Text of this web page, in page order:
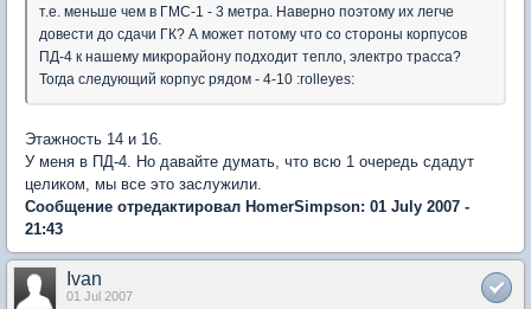
т.е. меньше чем в ГМС-1 - 3 метра. Наверно поэтому их легче
довести до сдачи ГК? А может потому что со стороны корпусов
ПД-4 к нашему микрорайону подходит тепло, электро трасса?
Тогда следующий корпус рядом - 4-10 :rolleyes:
Этажность 14 и 16.
У меня в ПД-4. Но давайте думать, что всю 1 очередь сдадут
целиком, мы все это заслужили.
Сообщение отредактировал HomerSimpson: 01 July 2007 -
21:43
Ivan
01 Jul 2007